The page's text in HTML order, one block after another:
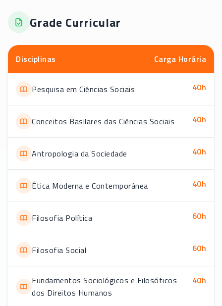
Grade Curricular
Disciplinas Carga Horária
Pesquisa em Ciências Sociais 40h
Conceitos Basilares das Ciências Sociais 40h
Antropologia da Sociedade 40h
Ética Moderna e Contemporânea 40h
Filosofia Política 60h
Filosofia Social 60h
Fundamentos Sociológicos e Filosóficos
dos Direitos Humanos
40h